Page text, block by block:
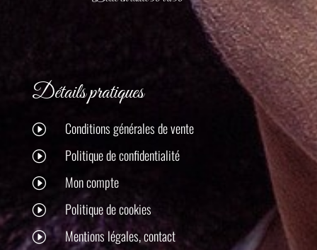
Détails pratiques
I Conditions générales de vente
I Politique de confidentialité
I Mon compte
I Politique de cookies
I Mentions légales, contact